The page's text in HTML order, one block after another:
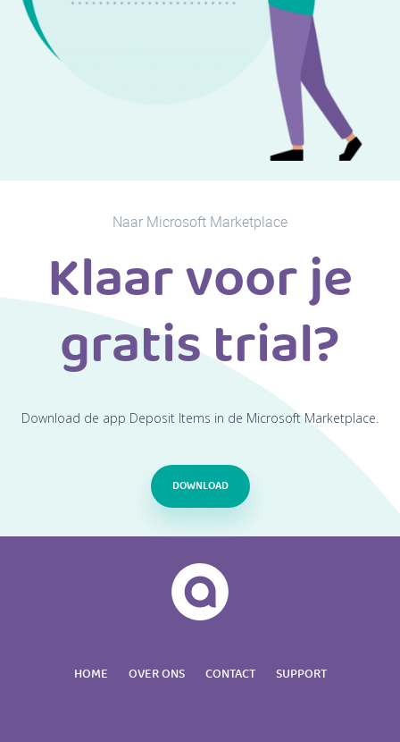
Naar Microsoft Marketplace
Klaar voor je
gratis trial?
Download de app Deposit Items in de Microsoft Marketplace.
DOWNLOAD
HOME OVER ONS CONTACT SUPPORT